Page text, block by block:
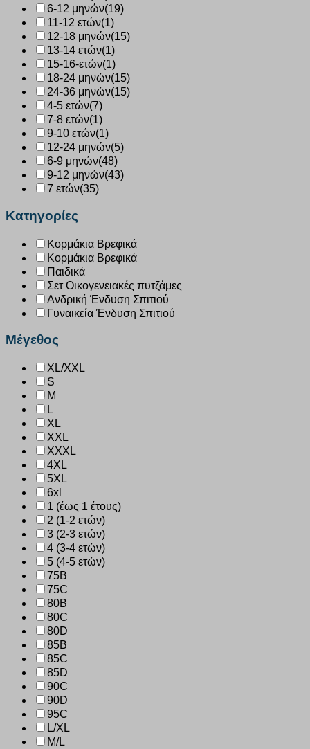
6-12 μηνών(19)
11-12 ετών(1)
12-18 μηνών(15)
13-14 ετών(1)
15-16-ετών(1)
18-24 μηνών(15)
24-36 μηνών(15)
4-5 ετών(7)
7-8 ετών(1)
9-10 ετών(1)
12-24 μηνών(5)
6-9 μηνών(48)
9-12 μηνών(43)
7 ετών(35)
Κατηγορίες
Κορμάκια Βρεφικά
Κορμάκια Βρεφικά
Παιδικά
Σετ Οικογενειακές πυτζάμες
Ανδρική Ένδυση Σπιτιού
Γυναικεία Ένδυση Σπιτιού
Μέγεθος
XL/XXL
S
M
L
XL
XXL
XXXL
4XL
5XL
6xl
1 (έως 1 έτους)
2 (1-2 ετών)
3 (2-3 ετών)
4 (3-4 ετών)
5 (4-5 ετών)
75B
75C
80B
80C
80D
85B
85C
85D
90C
90D
95C
L/XL
M/L